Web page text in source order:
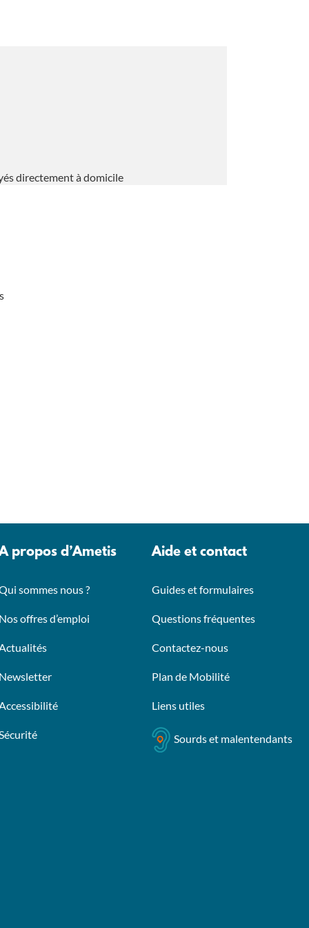
directement à domicile
propos d’Ametis
sommes nous ?
offres d’emploi
Aide et contact
Guides et formulaires
Questions fréquentes
Contactez-nous
Plan de Mobilité
Liens utiles
Sourds et malentendants